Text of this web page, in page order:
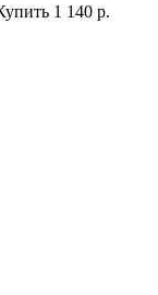
1 140 р.